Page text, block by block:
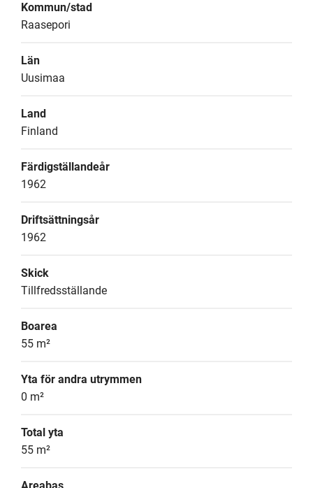
Kommun/stad
Raasepori
Län
Uusimaa
Land
Finland
Färdigställandeår
1962
Driftsättningsår
1962
Skick
Tillfredsställande
Boarea
55 m²
Yta för andra utrymmen
0 m²
Total yta
55 m²